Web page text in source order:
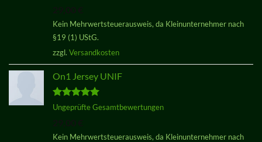
Kein Mehrwertsteuerausweis, da Kleinunternehmer nach
§19 (1) UStG.
zzgl. Versandkosten
On1 Jersey UNIF
Bewertet
Ungeprüfte Gesamtbewertungen
Kein Mehrwertsteuerausweis, da Kleinunternehmer nach